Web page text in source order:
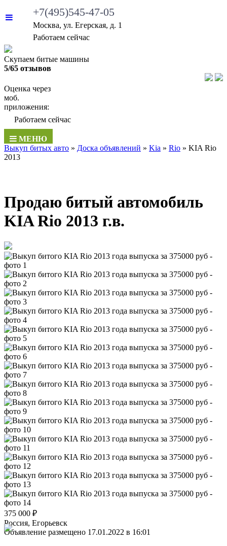
+7(495)545-47-05
Москва, ул. Егерская, д. 1
Работаем сейчас
Скупаем битые машины
5/65 отзывов
Оценка через
моб.
приложения:
Работаем сейчас
МЕНЮ
Выкуп битых авто » Доска объявлений » Kia » Rio » KIA Rio
2013
Продаю битый автомобиль
KIA Rio 2013 г.в.
375 000 ₽
Россия, Егорьевск
Объявление размещено 17.01.2022 в 16:01